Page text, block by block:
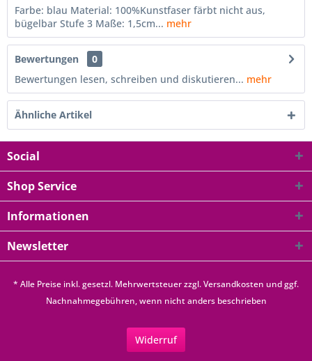
Farbe: blau Material: 100%Kunstfaser färbt nicht aus,
bügelbar Stufe 3 Maße: 1,5cm... mehr
Bewertungen
0
Bewertungen lesen, schreiben und diskutieren... mehr
Ähnliche Artikel
Social
Shop Service
Informationen
Newsletter
* Alle Preise inkl. gesetzl. Mehrwertsteuer zzgl.Versandkosten und ggf.
Nachnahmegebühren, wenn nicht anders beschrieben
Widerruf